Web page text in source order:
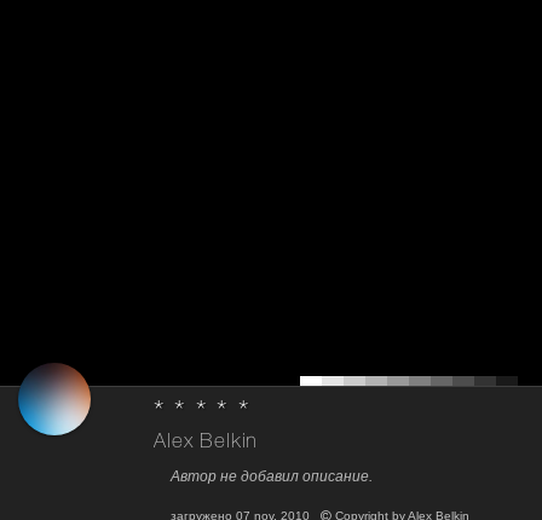
* * * * *
Alex Belkin
Автор не добавил описание.
загружено 07 nov, 2010 Copyright byAlex Belkin